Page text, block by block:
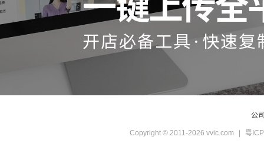
公
Copyright © 2011-2026 vvic.com 粤